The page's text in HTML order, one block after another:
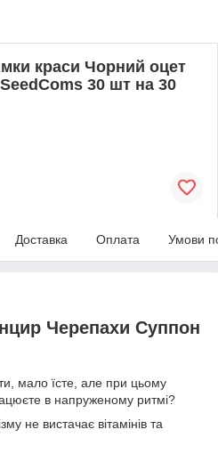
краси Чорний оцет
30 шт на 30
Доставка Оплата Умови
Черепахи Суппон
мало їсте, але при цьому
в напруженому ритмі?
не вистачає вітамінів та